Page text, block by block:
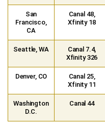
San
Francisco,
CA
Canal 48,
Xfinity 18
Seattle, WA
Canal 7.4,
Xfinity 326
Denver, CO
Canal 25,
Xfinity 11
Washington
D.C.
Canal 44